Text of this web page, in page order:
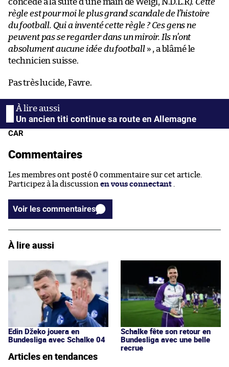
règle est pour moi le plus grand scandale de l’histoire
du football. Qui a inventé cette règle ? Ces gens ne
peuvent pas se regarder dans un miroir. Ils n’ont
absolument aucune idée du football» , a blâmé le
technicien suisse.
Pas très lucide, Favre.
Un ancien titi continue sa route en Allemagne
CAR
Commentaires
Les membres ont posté 0 commentaire sur cet article.
Participez à la discussion en vous connectant
Voir les commentaires
À lire aussi
Edin Džeko jouera en
Bundesliga avec Schalke 04
Schalke fête son retour en
Bundesliga avec une belle
recrue
Articles en tendances